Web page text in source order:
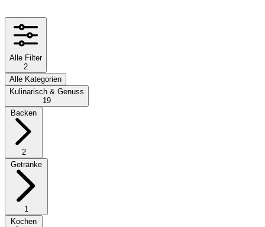
Alle Filter
2
Alle Kategorien
Kulinarisch & Genuss
19
2
1